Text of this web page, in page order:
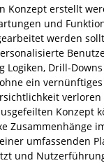
Konzept erstellt
und
werden
Logiken, Drill-
ein vernünftiges
verloren
Konzept
Zusammenhänge
umfassenden
und